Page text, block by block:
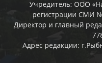
Учредитель: ООО
регистрации СМИ
Директор и главный
Адрес редакции: